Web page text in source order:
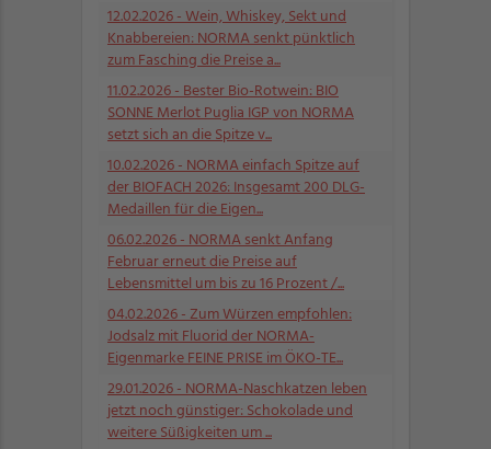
12.02.2026- Wein, Whiskey, Sekt und
Knabbereien: NORMA senkt pünktlich
zum Fasching die Preise a...
11.02.2026- Bester Bio-Rotwein: BIO
SONNE Merlot Puglia IGP von NORMA
setzt sich an die Spitze v...
10.02.2026- NORMA einfach Spitze auf
der BIOFACH 2026: Insgesamt 200 DLG-
Medaillen für die Eigen...
06.02.2026- NORMA senkt Anfang
Februar erneut die Preise auf
Lebensmittel um bis zu 16 Prozent /...
04.02.2026- Zum Würzen empfohlen:
Jodsalz mit Fluorid der NORMA-
Eigenmarke FEINE PRISE im ÖKO-TE...
29.01.2026- NORMA-Naschkatzen leben
jetzt noch günstiger: Schokolade und
weitere Süßigkeiten um ...